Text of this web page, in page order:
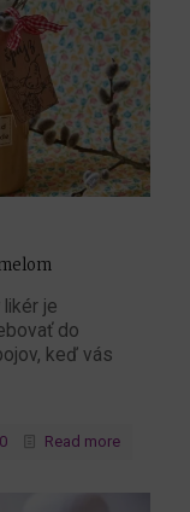
je
do
keď vás
0 Read more